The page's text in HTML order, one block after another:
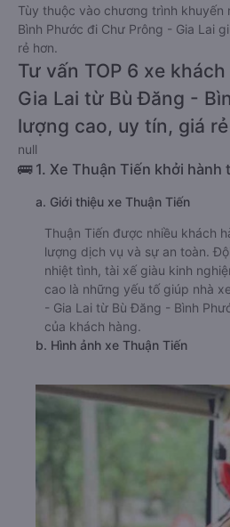
Tùy thuộc vào chương trình khuyến
Bình Phước đi Chư Prông - Gia Lai
rẻ hơn.
Tư vấn TOP 6 xe
Gia Lai từ Bù Đăng -
lượng cao, uy tín, giá
null
🚌 1. Xe Thuận Tiến khởi hành
a. Giới thiệu xe Thuận Tiến
Thuận Tiến được nhiều khách
lượng dịch vụ và sự an toàn.
nhiệt tình, tài xế giàu kinh
cao là những yếu tố giúp nhà
- Gia Lai từ Bù Đăng - Bình
của khách hàng.
b. Hình ảnh xe Thuận Tiến